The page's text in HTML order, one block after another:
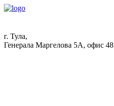
г. Тула,
Генерала Маргелова 5А, офис 48